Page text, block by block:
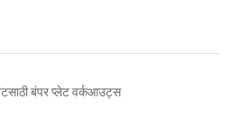
बंपर प्लेट वर्कआउट्स